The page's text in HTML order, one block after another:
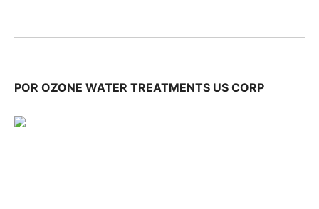
POR OZONE WATER TREATMENTS US CORP